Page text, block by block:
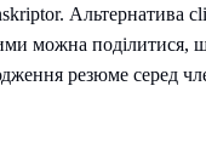
Альтернатива
можна поділитися,
резюме серед